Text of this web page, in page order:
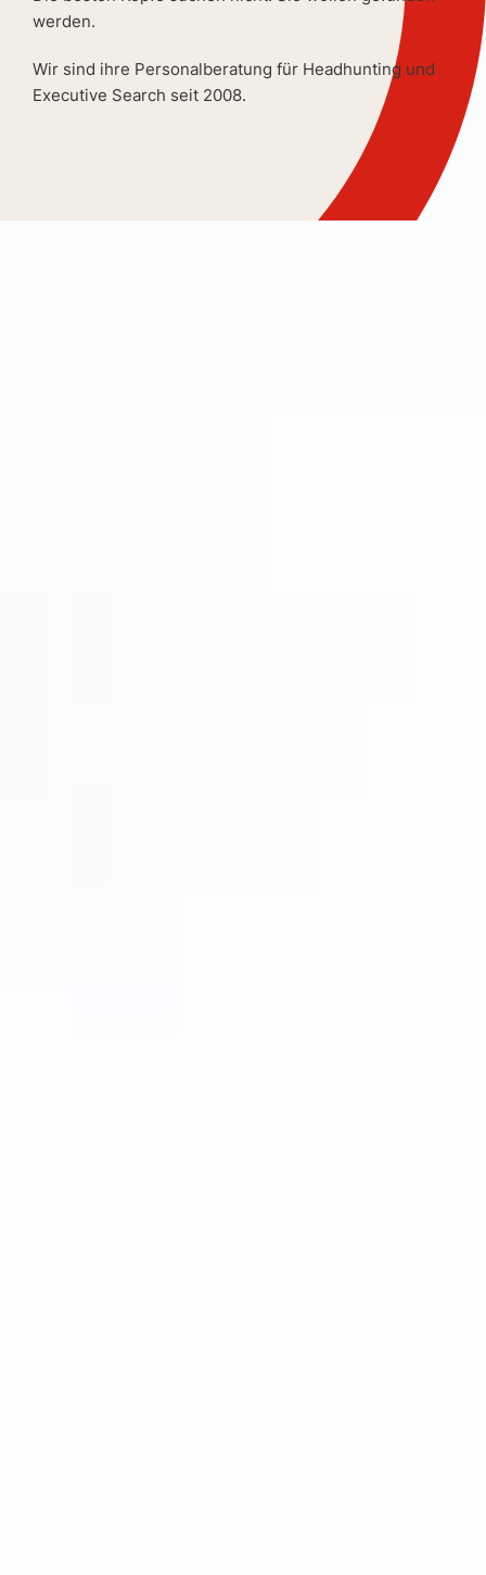
werden.
Wir sind ihre Personalberatung für Headhunting und
Executive Search seit 2008.